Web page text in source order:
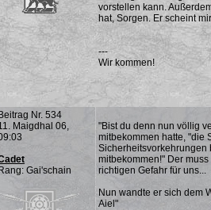
vorstellen kann.
hat, Sorgen. Er scheint
---
Wir kommen!
Beitrag Nr. 534
Maigdhal 06,
Rang: Gai'schain
"Bist du denn nun völlig
mitbekommen hatte, "die
Sicherheitsvorkehrungen
mitbekommen!" Der
richtigen Gefahr für uns...
Nun wandte er sich dem
Aiel"